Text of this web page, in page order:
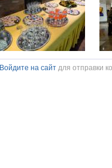
Войдите на сайт для отправки